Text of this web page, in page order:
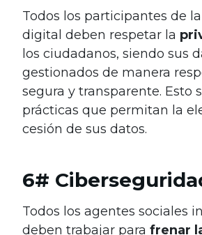
Todos los participantes de
digital deben respetar la
los ciudadanos, siendo sus
gestionados de manera
segura y transparente. Esto
prácticas que permitan la
cesión de sus datos.
6#
Todos los agentes sociales
deben trabajar para frenar